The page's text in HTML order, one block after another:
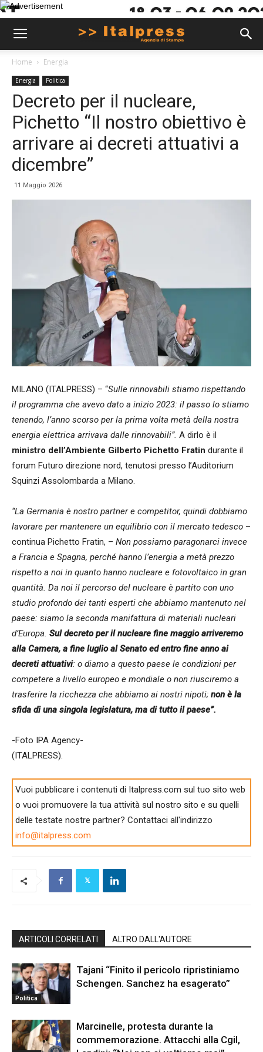
Home Energia
Energia Politica
Decreto per il nucleare,
Pichetto “Il nostro obiettivo è
arrivare ai decreti attuativi a
dicembre”
11 Maggio 2026
MILANO (ITALPRESS) – “Sulle rinnovabili stiamo rispettando
il programma che avevo dato a inizio 2023: il passo lo stiamo
tenendo, l’anno scorso per la prima volta metà della nostra
energia elettrica arrivava dalle rinnovabili”. A dirlo è il
ministro dell’Ambiente Gilberto Pichetto Fratin durante il
forum Futuro direzione nord, tenutosi presso l’Auditorium
Squinzi Assolombarda a Milano.
“La Germania è nostro partner e competitor, quindi dobbiamo
lavorare per mantenere un equilibrio con il mercato tedesco –
continua Pichetto Fratin, – Non possiamo paragonarci invece
a Francia e Spagna, perché hanno l’energia a metà prezzo
rispetto a noi in quanto hanno nucleare e fotovoltaico in gran
quantità. Da noi il percorso del nucleare è partito con uno
studio profondo dei tanti esperti che abbiamo mantenuto nel
paese: siamo la seconda manifattura di materiali nucleari
d’Europa. Sul decreto per il nucleare fine maggio arriveremo
alla Camera, a fine luglio al Senato ed entro fine anno ai
decreti attuativi: o diamo a questo paese le condizioni per
competere a livello europeo e mondiale o non riusciremo a
trasferire la ricchezza che abbiamo ai nostri nipoti; non è la
sfida di una singola legislatura, ma di tutto il paese”.
-Foto IPA Agency-
(ITALPRESS).
Vuoi pubblicare i contenuti di Italpress.com sul tuo sito web
o vuoi promuovere la tua attività sul nostro sito e su quelli
delle testate nostre partner? Contattaci all'indirizzo
info@italpress.com
ARTICOLI CORRELATI ALTRO DALL'AUTORE
Politica
Tajani “Finito il pericolo ripristiniamo
Schengen. Sanchez ha esagerato”
Marcinelle, protesta durante la
commemorazione. Attacchi alla Cgil,